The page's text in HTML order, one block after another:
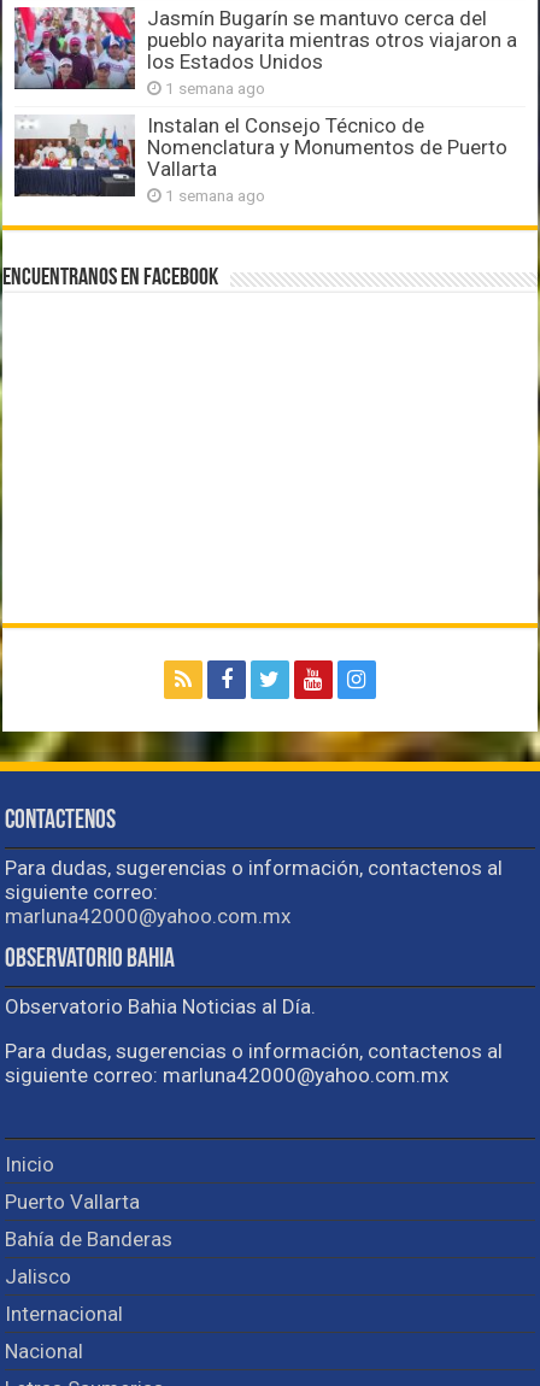
Jasmín Bugarín se mantuvo cerca del
pueblo nayarita mientras otros viajaron a
los Estados Unidos
1 semana ago
Instalan el Consejo Técnico de
Nomenclatura y Monumentos de Puerto
Vallarta
1 semana ago
Encuentranos en Facebook
Contactenos
Para dudas, sugerencias o información, contactenos al
siguiente correo:
marluna42000@yahoo.com.mx
Observatorio Bahia
Observatorio Bahia Noticias al Día.
Para dudas, sugerencias o información, contactenos al
siguiente correo: marluna42000@yahoo.com.mx
Inicio
Puerto Vallarta
Bahía de Banderas
Jalisco
Internacional
Nacional